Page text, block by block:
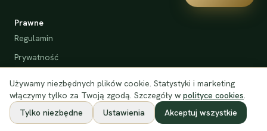
Prawne
Regulamin
Prywatność
Deklaracja dostępności
Używamy niezbędnych plików cookie. Statystyki i marketing
włączymy tylko za Twoją zgodą. Szczegóły w polityce cookies.
Tylko niezbędne
Ustawienia Akceptuj wszystkie